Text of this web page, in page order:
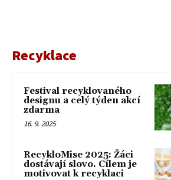
Recyklace
Festival recyklovaného
designu a celý týden akcí
zdarma
16. 9. 2025
RecykloMise 2025: Žáci
dostávají slovo. Cílem je
motivovat k recyklaci